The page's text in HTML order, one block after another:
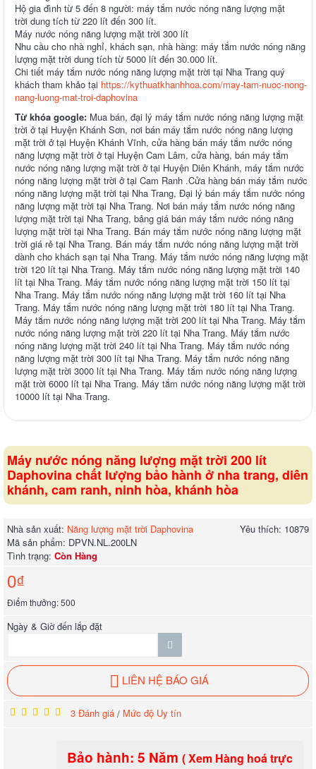
Hộ gia đình từ 5 đến 8 người: máy tắm nước nóng năng lượng mặt
trời dung tích từ 220 lít đến 300 lít.
Máy nước nóng năng lượng mặt trời 300 lít
Nhu cầu cho nhà nghỉ, khách sạn, nhà hàng: máy tắm nước nóng năng
lượng mặt trời dung tích từ 5000 lít đến 30.000 lít.
Chi tiết máy tắm nước nóng năng lượng mặt trời tại Nha Trang quý
khách tham khảo tại https://kythuatkhanhhoa.com/may-tam-nuoc-nong-
nang-luong-mat-troi-daphovina
Từ khóa google: Mua bán, đại lý máy tắm nước nóng năng lượng mặt
trời ở tại Huyện Khánh Sơn, nơi bán máy tắm nước nóng năng lượng
mặt trời ở tại Huyện Khánh Vĩnh, cửa hàng bán máy tắm nước nóng
năng lượng mặt trời ở tại Huyện Cam Lâm, cửa hàng, bán máy tắm
nước nóng năng lượng mặt trời ở tại Huyện Diên Khánh, máy tắm nước
nóng năng lượng mặt trời ở tại Cam Ranh .Cửa hàng bán máy tắm nước
nóng năng lượng mặt trời tại Nha Trang, Đại lý bán máy tắm nước nóng
năng lượng mặt trời tại Nha Trang. Nơi bán máy tắm nước nóng năng
lượng mặt trời tại Nha Trang, bảng giá bán máy tắm nước nóng năng
lượng mặt trời tại Nha Trang. Bán máy tắm nước nóng năng lượng mặt
trời giá rẻ tại Nha Trang. Bán máy tắm nước nóng năng lượng mặt trời
dành cho khách sạn tại Nha Trang. Máy tắm nước nóng năng lượng mặt
trời 120 lít tại Nha Trang. Máy tắm nước nóng năng lượng mặt trời 140
lít tại Nha Trang. Máy tắm nước nóng năng lượng mặt trời 150 lít tại
Nha Trang. Máy tắm nước nóng năng lượng mặt trời 160 lít tại Nha
Trang. Máy tắm nước nóng năng lượng mặt trời 180 lít tại Nha Trang.
Máy tắm nước nóng năng lượng mặt trời 200 lít tại Nha Trang. Máy tắm
nước nóng năng lượng mặt trời 220 lít tại Nha Trang. Máy tắm nước
nóng năng lượng mặt trời 240 lít tại Nha Trang. Máy tắm nước nóng
năng lượng mặt trời 300 lít tại Nha Trang. Máy tắm nước nóng năng
lượng mặt trời 3000 lít tại Nha Trang. Máy tắm nước nóng năng lượng
mặt trời 6000 lít tại Nha Trang. Máy tắm nước nóng năng lượng mặt trời
10000 lít tại Nha Trang.
Máy nước nóng năng lượng mặt trời 200 lít
Daphovina chất lượng bảo hành ở nha trang, diên
khánh, cam ranh, ninh hòa, khánh hòa
Yêu thích: 10879
Nhà sản xuất: Năng lượng mặt trời Daphovina
Mã sản phẩm: DPVN.NL.200LN
Tình trạng: Còn Hàng
0₫
Điểm thưởng: 500
Ngày & Giờ đến lắp đặt
LIÊN HỆ BÁO GIÁ
3 Đánh giá / Mức độ Uy tín
Bảo hành: 5 Năm ( Xem Hàng hoá trực